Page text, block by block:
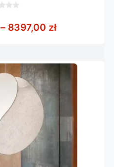
– 8397,00 złZakres cen: